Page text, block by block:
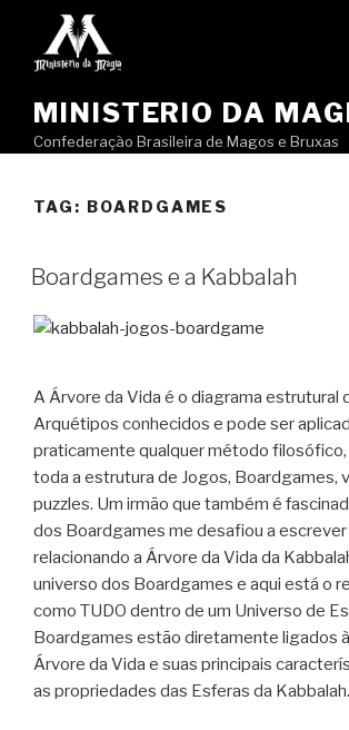
MINISTERIO DA
Confederação Brasileira de Magos e Bruxas
TAG: BOARDGAMES
Boardgames e a Kabbalah
A Árvore da Vida é o diagrama estrutural
Arquétipos conhecidos e pode ser
praticamente qualquer método filosófico,
toda a estrutura de Jogos, Boardgames,
puzzles. Um irmão que também é
dos Boardgames me desafiou a
relacionando a Árvore da Vida da
universo dos Boardgames e aqui está o
como TUDO dentro de um Universo de
Boardgames estão diretamente ligados
Árvore da Vida e suas principais
as propriedades das Esferas da Kabbalah.